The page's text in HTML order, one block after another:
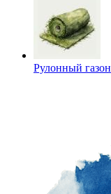
Рулонный газон